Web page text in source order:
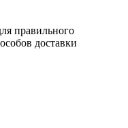
правильного
доставки